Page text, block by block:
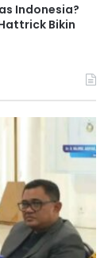
Indonesia?
Bikin